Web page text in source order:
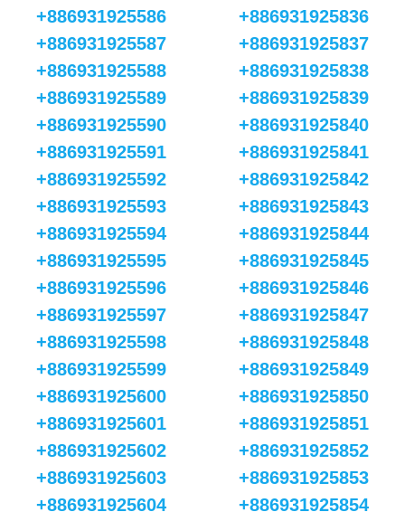
+886931925586
+886931925587
+886931925588
+886931925589
+886931925590
+886931925591
+886931925592
+886931925593
+886931925594
+886931925595
+886931925596
+886931925597
+886931925598
+886931925599
+886931925600
+886931925601
+886931925602
+886931925603
+886931925604
+886931925836
+886931925837
+886931925838
+886931925839
+886931925840
+886931925841
+886931925842
+886931925843
+886931925844
+886931925845
+886931925846
+886931925847
+886931925848
+886931925849
+886931925850
+886931925851
+886931925852
+886931925853
+886931925854